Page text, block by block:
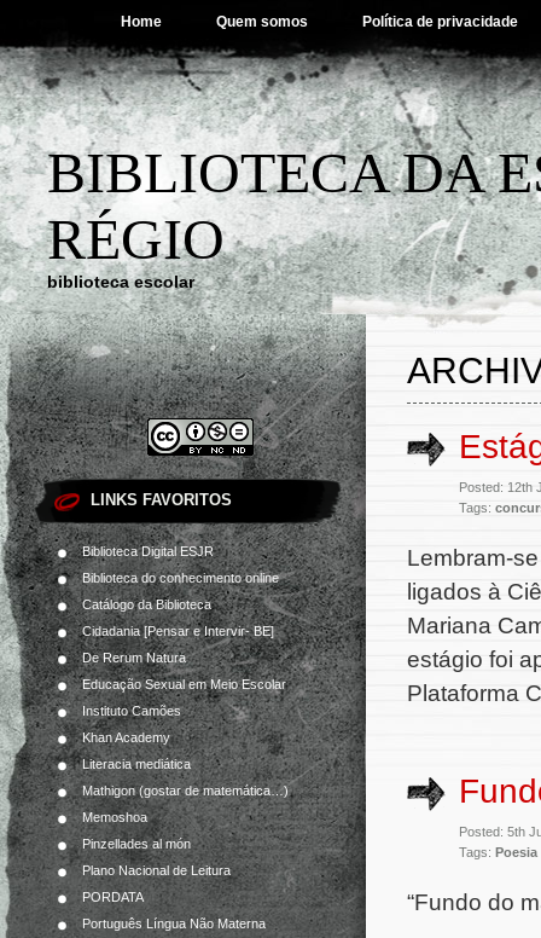
Home Quem somos Política de privacidade
BIBLIOTECA DA
RÉGIO
biblioteca escolar
LINKS FAVORITOS
Biblioteca Digital ESJR
Biblioteca do conhecimento online
Catálogo da Biblioteca
Cidadania [Pensar e Intervir- BE]
De Rerum Natura
Educação Sexual em Meio Escolar
Instituto Camões
Khan Academy
Literacia mediática
Mathigon (gostar de matemática…)
Memoshoa
Pinzellades al món
Plano Nacional de Leitura
PORDATA
Português Língua Não Materna
Posted: 12th
Tags:
Lembram-
ligados à
Mariana
estágio foi
Plataforma
Posted: 5th
Tags: Poesia
“Fundo do